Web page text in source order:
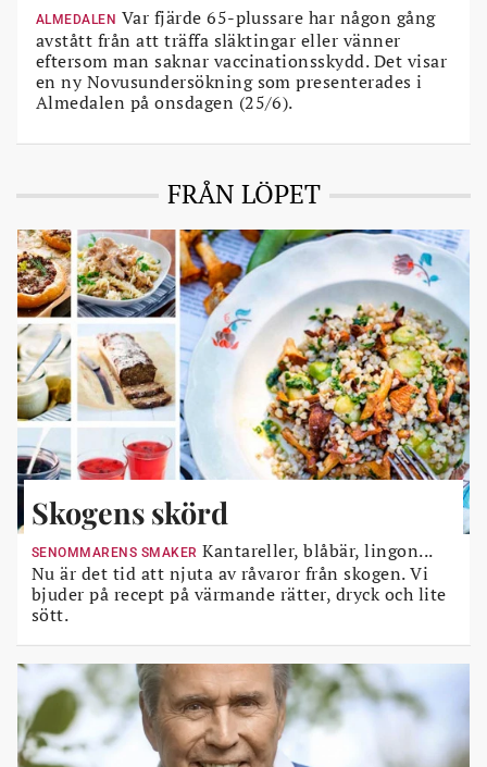
ALMEDALEN Var fjärde 65-plussare har någon gång
avstått från att träffa släktingar eller vänner
eftersom man saknar vaccinationsskydd. Det visar
en ny Novusundersökning som presenterades i
Almedalen på onsdagen (25/6).
FRÅN LÖPET
Skogens skörd
SENOMMARENS SMAKER Kantareller, blåbär, lingon...
Nu är det tid att njuta av råvaror från skogen. Vi
bjuder på recept på värmande rätter, dryck och lite
sött.